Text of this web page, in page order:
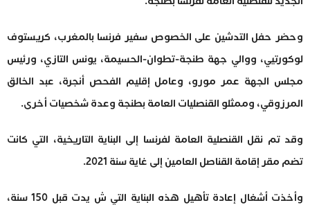
وحضر حفل التدشين على الخصوص سفير فرنسا بالمغرب، كريستوف
لوكورتيي، ووالي جهة طنجة-تطوان-الحسيمة، يونس التازي، ورئيس
مجلس الجهة عمر مورو، وعامل إقليم الفحص أنجرة، عبد الخالق
المرزوقي، وممثلو القنصليات العامة بطنجة وعدة شخصيات أخرى.
وقد تم نقل القنصلية العامة لفرنسا إلى البناية التاريخية، التي كانت
تضم مقر إقامة القناصل العامين إلى غاية سنة 2021.
وأخذت أشغال إعادة تأهيل هذه البناية التي ش يدت قبل 150 سنة،